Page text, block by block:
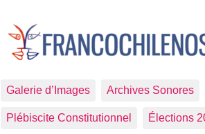
Galerie d’Images Archives Sonores
Plébiscite Constitutionnel Élections